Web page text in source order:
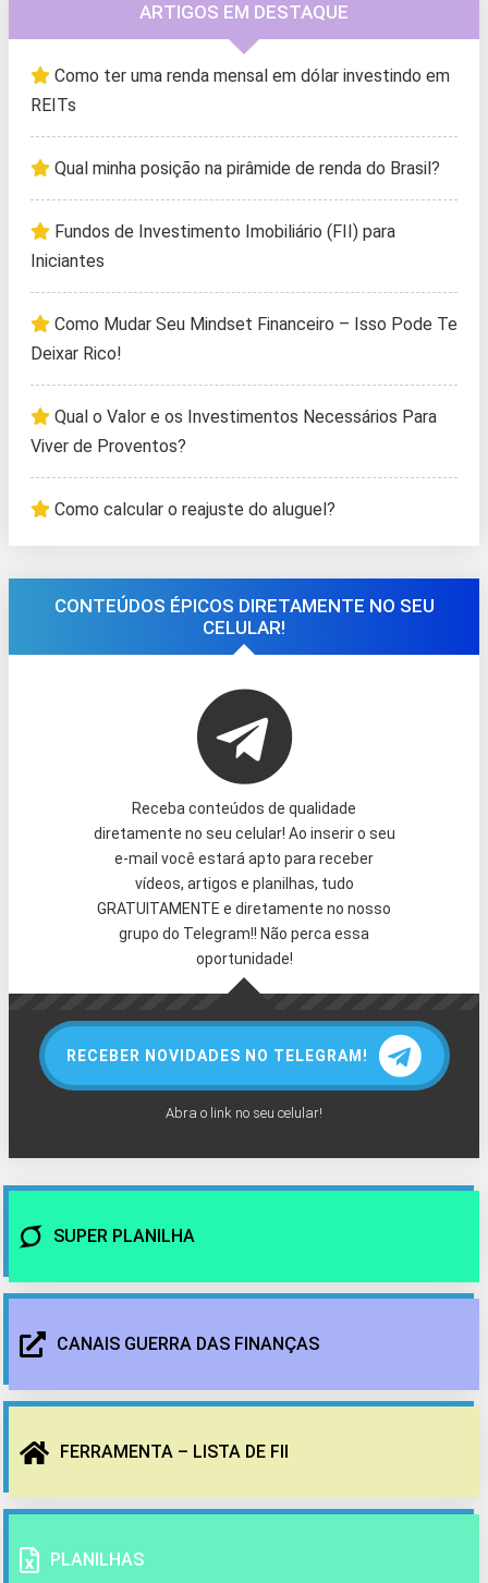
ARTIGOS EM DESTAQUE
Como ter uma renda mensal em dólar investindo em
REITs
Qual minha posição na pirâmide de renda do Brasil?
Fundos de Investimento Imobiliário (FII) para
Iniciantes
Como Mudar Seu Mindset Financeiro – Isso Pode Te
Deixar Rico!
Qual o Valor e os Investimentos Necessários Para
Viver de Proventos?
Como calcular o reajuste do aluguel?
CONTEÚDOS ÉPICOS DIRETAMENTE NO SEU
CELULAR!
Receba conteúdos de qualidade
diretamente no seu celular! Ao inserir o seu
e-mail você estará apto para receber
vídeos, artigos e planilhas, tudo
GRATUITAMENTE e diretamente no nosso
grupo do Telegram!! Não perca essa
oportunidade!
RECEBER NOVIDADES NO TELEGRAM!
Abra o link no seu celular!
SUPER PLANILHA
CANAIS GUERRA DAS FINANÇAS
FERRAMENTA – LISTA DE FII
PLANILHAS